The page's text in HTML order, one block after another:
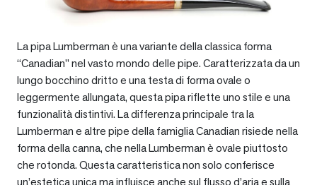
La pipa Lumberman è una variante della classica forma
“Canadian” nel vasto mondo delle pipe. Caratterizzata da un
lungo bocchino dritto e una testa di forma ovale o
leggermente allungata, questa pipa riflette uno stile e una
funzionalità distintivi. La differenza principale tra la
Lumberman e altre pipe della famiglia Canadian risiede nella
forma della canna, che nella Lumberman è ovale piuttosto
che rotonda. Questa caratteristica non solo conferisce
un’estetica unica ma influisce anche sul flusso d’aria e sulla